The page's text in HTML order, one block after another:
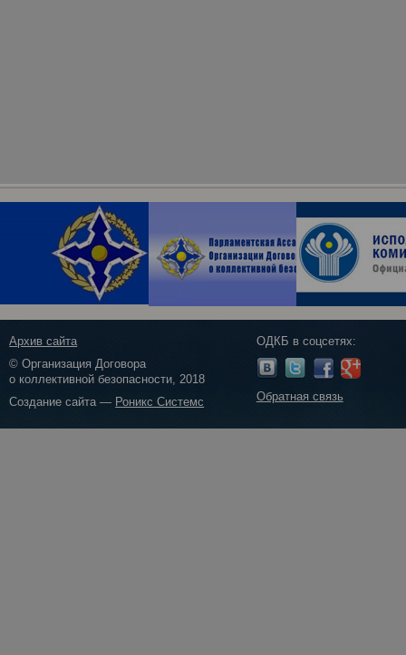
Архив сайта
© Организация Договора
о коллективной безопасности, 2018
Создание сайта — Роникс Системс
ОДКБ в соцсетях:
Обратная связь